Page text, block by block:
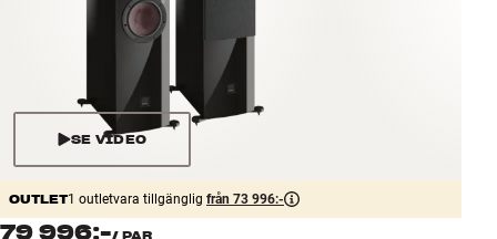
Tillbehör
INSPIRATION
MÄRKEN
SE VIDEO
OUTLET1 outletvara tillgänglig från 73 996:-
79 996:-/ PAR